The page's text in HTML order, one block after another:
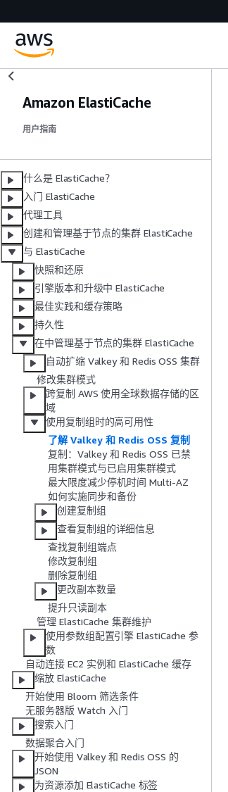
Amazon ElastiCache
用户指南
什么是 ElastiCache？
入门 ElastiCache
代理工具
创建和管理基于节点的集群 ElastiCache
与 ElastiCache
快照和还原
引擎版本和升级中 ElastiCache
最佳实践和缓存策略
持久性
在中管理基于节点的集群 ElastiCache
自动扩缩 Valkey 和 Redis OSS 集群
修改集群模式
跨复制 AWS 使用全球数据存储的区
域
使用复制组时的高可用性
了解 Valkey 和 Redis OSS 复制
复制：Valkey 和 Redis OSS 已禁
用集群模式与已启用集群模式
最大限度减少停机时间 Multi-AZ
如何实施同步和备份
创建复制组
查看复制组的详细信息
查找复制组端点
修改复制组
删除复制组
更改副本数量
提升只读副本
管理 ElastiCache 集群维护
使用参数组配置引擎 ElastiCache 参
数
自动连接 EC2 实例和 ElastiCache 缓存
缩放 ElastiCache
开始使用 Bloom 筛选条件
无服务器版 Watch 入门
搜索入门
数据聚合入门
开始使用 Valkey 和 Redis OSS 的
JSON
为资源添加 ElastiCache 标签